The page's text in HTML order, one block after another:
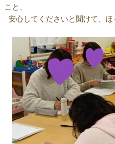
こと、
安心してくださいと聞けて、ほ